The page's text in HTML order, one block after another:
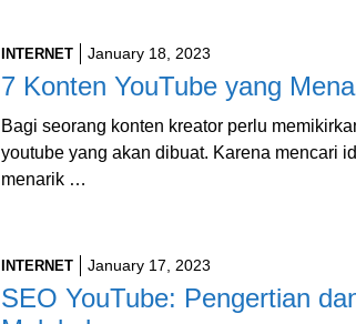
INTERNET January 18, 2023
7 Konten YouTube yang
Bagi seorang konten kreator perlu
youtube yang akan dibuat. Karena mencari
menarik …
INTERNET January 17, 2023
SEO YouTube: Pengertian